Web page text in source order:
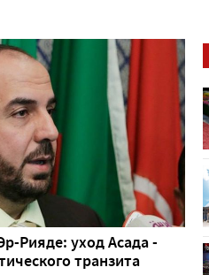
Рияде: уход Асада -
транзита